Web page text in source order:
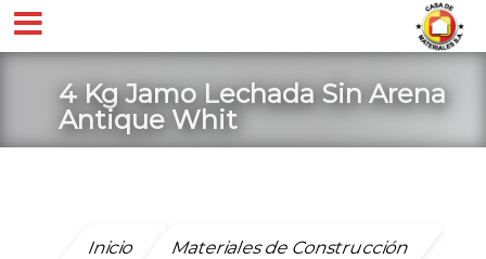
4 Kg Jamo Lechada Sin Arena
Antique Whit
Inicio Materiales de Construcción